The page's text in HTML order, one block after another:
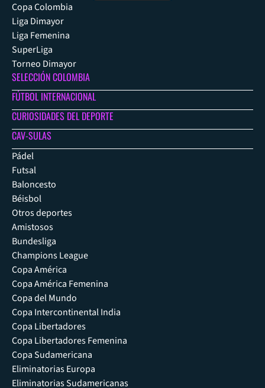
Copa Colombia
Liga Dimayor
Liga Femenina
SuperLiga
Torneo Dimayor
SELECCIÓN COLOMBIA
FÚTBOL INTERNACIONAL
CURIOSIDADES DEL DEPORTE
CAV-SULAS
Pádel
Futsal
Baloncesto
Béisbol
Otros deportes
Amistosos
Bundesliga
Champions League
Copa América
Copa América Femenina
Copa del Mundo
Copa Intercontinental India
Copa Libertadores
Copa Libertadores Femenina
Copa Sudamericana
Eliminatorias Europa
Eliminatorias Sudamericanas